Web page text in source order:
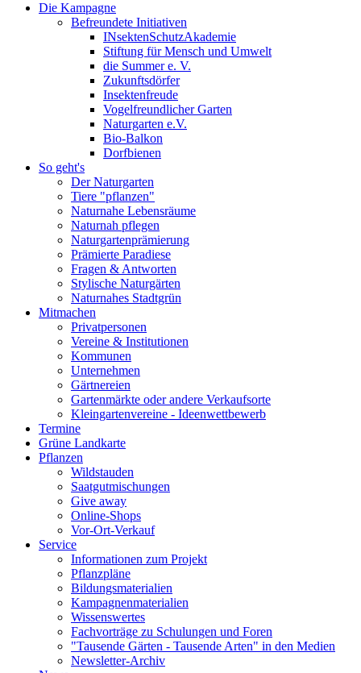
Die Kampagne
Befreundete Initiativen
INsektenSchutzAkademie
Stiftung für Mensch und Umwelt
die Summer e. V.
Zukunftsdörfer
Insektenfreude
Vogelfreundlicher Garten
Naturgarten e.V.
Bio-Balkon
Dorfbienen
So geht's
Der Naturgarten
Tiere "pflanzen"
Naturnahe Lebensräume
Naturnah pflegen
Naturgartenprämierung
Prämierte Paradiese
Fragen & Antworten
Stylische Naturgärten
Naturnahes Stadtgrün
Mitmachen
Privatpersonen
Vereine & Institutionen
Kommunen
Unternehmen
Gärtnereien
Gartenmärkte oder andere Verkaufsorte
Kleingartenvereine - Ideenwettbewerb
Termine
Grüne Landkarte
Pflanzen
Wildstauden
Saatgutmischungen
Give away
Online-Shops
Vor-Ort-Verkauf
Service
Informationen zum Projekt
Pflanzpläne
Bildungsmaterialien
Kampagnenmaterialien
Wissenswertes
Fachvorträge zu Schulungen und Foren
"Tausende Gärten - Tausende Arten" in den Medien
Newsletter-Archiv